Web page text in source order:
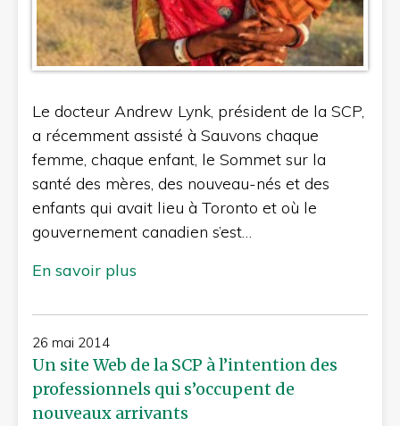
Le docteur Andrew Lynk, président de la SCP,
a récemment assisté à Sauvons chaque
femme, chaque enfant, le Sommet sur la
santé des mères, des nouveau-nés et des
enfants qui avait lieu à Toronto et où le
gouvernement canadien s’est…
En savoir plus
26 mai 2014
Un site Web de la SCP à l’intention des
professionnels qui s’occupent de
nouveaux arrivants